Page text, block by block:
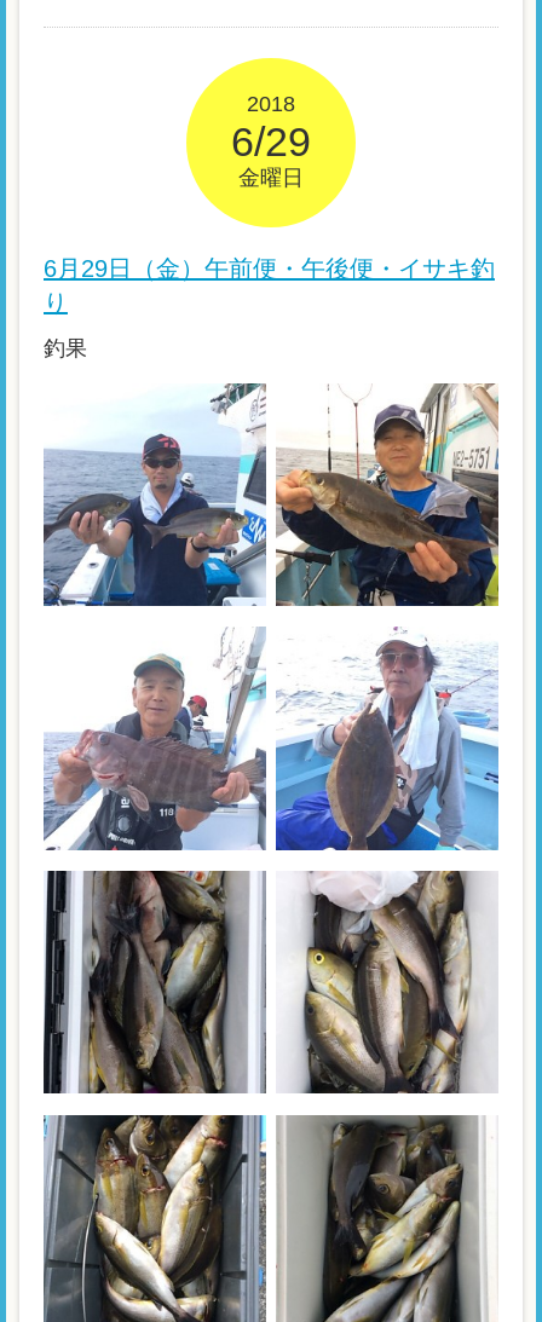
2018
6/29
金曜日
6月29日（金）午前便・午後便・イサキ釣
り
釣果